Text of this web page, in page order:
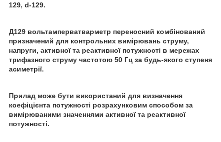
129, d-129.
Д129 вольтамперватварметр переносний комбінований
призначений для контрольних вимірювань струму,
напруги, активної та реактивної потужності в мережах
трифазного струму частотою 50 Гц за будь-якого ступеня
асиметрії.
Прилад може бути використаний для визначення
коефіцієнта потужності розрахунковим способом за
вимірюваними значеннями активної та реактивної
потужності.